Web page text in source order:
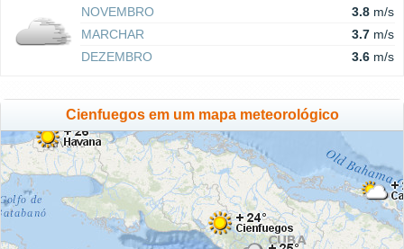
NOVEMBRO
3.8 m/s
MARCHAR
3.7 m/s
DEZEMBRO
3.6 m/s
Cienfuegos em um mapa meteorológico